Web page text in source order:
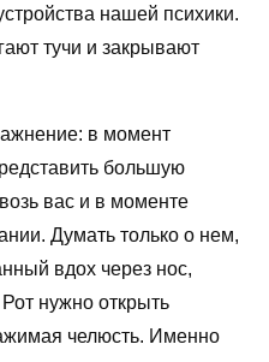
нашей психики.
тучи и закрывают
в момент
большую
вас и в моменте
Думать только о нем,
вдох через нос,
нужно открыть
челюсть. Именно